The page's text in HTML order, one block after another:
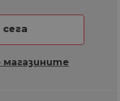
сега
магазините